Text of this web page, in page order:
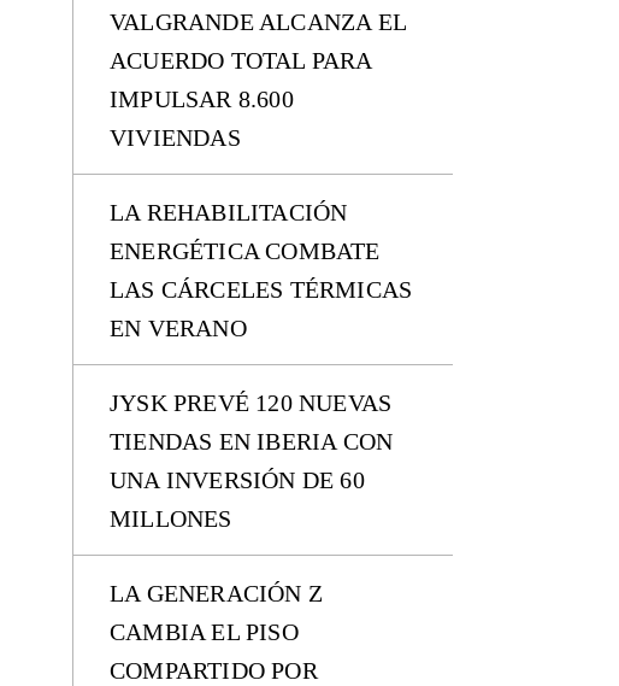
VALGRANDE ALCANZA EL
ACUERDO TOTAL PARA
IMPULSAR 8.600
VIVIENDAS
LA REHABILITACIÓN
ENERGÉTICA COMBATE
LAS CÁRCELES TÉRMICAS
EN VERANO
JYSK PREVÉ 120 NUEVAS
TIENDAS EN IBERIA CON
UNA INVERSIÓN DE 60
MILLONES
LA GENERACIÓN Z
CAMBIA EL PISO
COMPARTIDO POR